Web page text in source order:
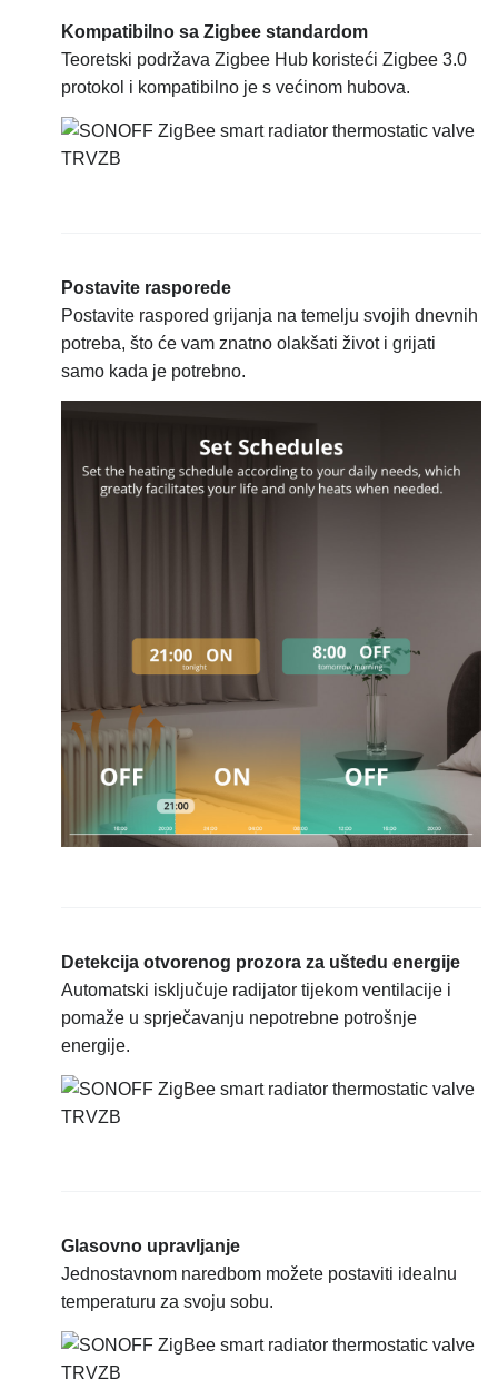
Kompatibilno sa Zigbee standardom
Teoretski podržava Zigbee Hub koristeći Zigbee 3.0
protokol i kompatibilno je s većinom hubova.
Postavite rasporede
Postavite raspored grijanja na temelju svojih dnevnih
potreba, što će vam znatno olakšati život i grijati
samo kada je potrebno.
Detekcija otvorenog prozora za uštedu energije
Automatski isključuje radijator tijekom ventilacije i
pomaže u sprječavanju nepotrebne potrošnje
energije.
Glasovno upravljanje
Jednostavnom naredbom možete postaviti idealnu
temperaturu za svoju sobu.